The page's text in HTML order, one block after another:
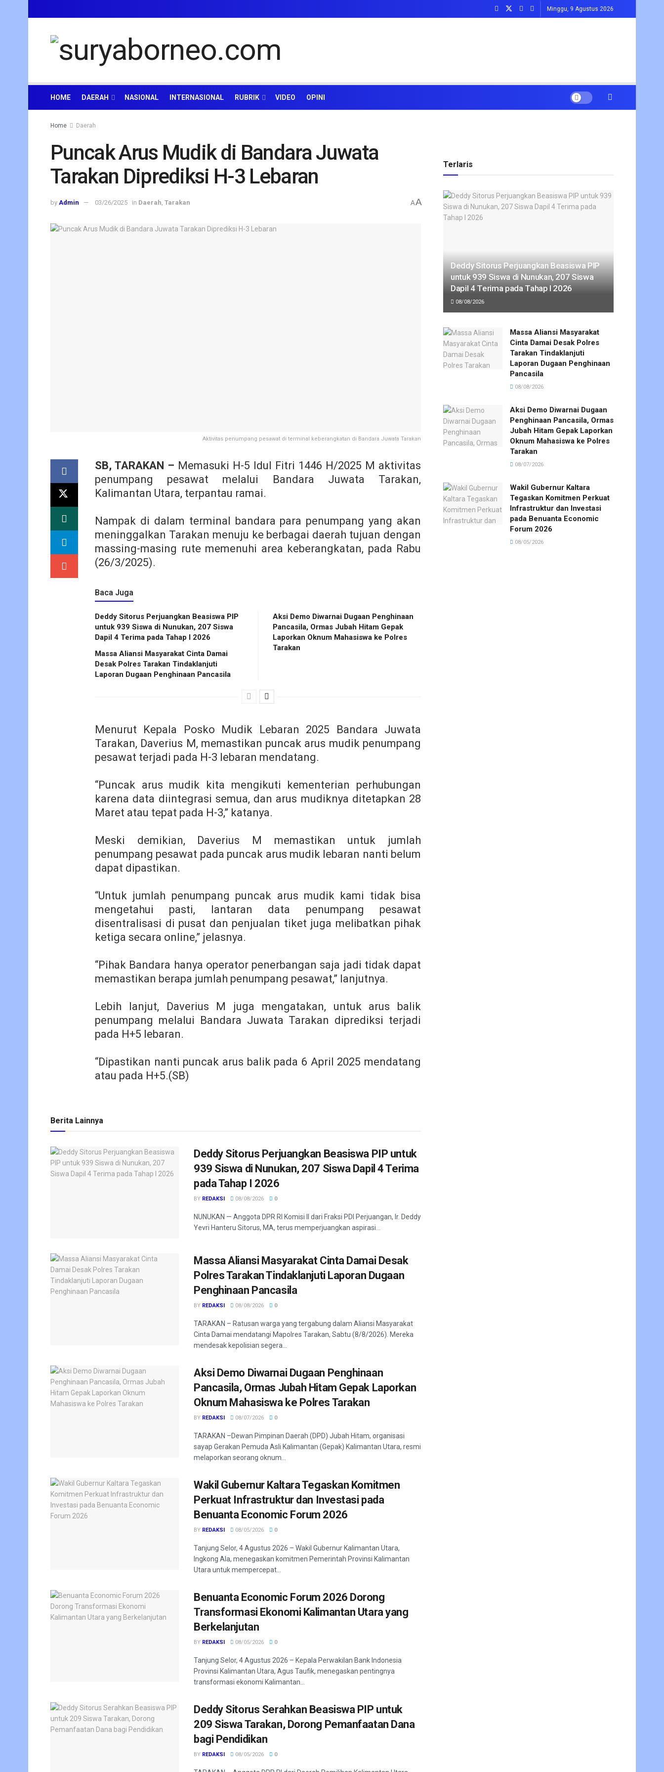
Minggu, 9 Agustus 2026
HOME DAERAH NASIONAL INTERNASIONAL RUBRIK VIDEO OPINI
Home Daerah
Puncak Arus Mudik di Bandara Juwata
Tarakan Diprediksi H-3 Lebaran
by Admin 03/26/2025 in Daerah Tarakan AA
Aktivitas penumpang pesawat di terminal keberangkatan di Bandara Juwata Tarakan
SB, TARAKAN – Memasuki H-5 Idul Fitri 1446 H/2025 M aktivitas
penumpang pesawat melalui Bandara Juwata Tarakan,
Kalimantan Utara, terpantau ramai.
Nampak di dalam terminal bandara para penumpang yang akan
meninggalkan Tarakan menuju ke berbagai daerah tujuan dengan
massing-masing rute memenuhi area keberangkatan, pada Rabu
(26/3/2025).
Baca Juga
Deddy Sitorus Perjuangkan Beasiswa PIP
untuk 939 Siswa di Nunukan, 207 Siswa
Dapil 4 Terima pada Tahap I 2026
Massa Aliansi Masyarakat Cinta Damai
Desak Polres Tarakan Tindaklanjuti
Laporan Dugaan Penghinaan Pancasila
Aksi Demo Diwarnai Dugaan Penghinaan
Pancasila, Ormas Jubah Hitam Gepak
Laporkan Oknum Mahasiswa ke Polres
Tarakan
Menurut Kepala Posko Mudik Lebaran 2025 Bandara Juwata
Tarakan, Daverius M, memastikan puncak arus mudik penumpang
pesawat terjadi pada H-3 lebaran mendatang.
“Puncak arus mudik kita mengikuti kementerian perhubungan
karena data diintegrasi semua, dan arus mudiknya ditetapkan 28
Maret atau tepat pada H-3,” katanya.
Meski demikian, Daverius M memastikan untuk jumlah
penumpang pesawat pada puncak arus mudik lebaran nanti belum
dapat dipastikan.
“Untuk jumlah penumpang puncak arus mudik kami tidak bisa
mengetahui pasti, lantaran data penumpang pesawat
disentralisasi di pusat dan penjualan tiket juga melibatkan pihak
ketiga secara online,” jelasnya.
“Pihak Bandara hanya operator penerbangan saja jadi tidak dapat
memastikan berapa jumlah penumpang pesawat,” lanjutnya.
Lebih lanjut, Daverius M juga mengatakan, untuk arus balik
penumpang melalui Bandara Juwata Tarakan diprediksi terjadi
pada H+5 lebaran.
“Dipastikan nanti puncak arus balik pada 6 April 2025 mendatang
atau pada H+5.(SB)
Berita Lainnya
Deddy Sitorus Perjuangkan Beasiswa PIP untuk
939 Siswa di Nunukan, 207 Siswa Dapil 4 Terima
pada Tahap I 2026
BY REDAKSI 08/08/2026 0
NUNUKAN — Anggota DPR RI Komisi II dari Fraksi PDI Perjuangan, Ir. Deddy
Yevri Hanteru Sitorus, MA, terus memperjuangkan aspirasi...
Massa Aliansi Masyarakat Cinta Damai Desak
Polres Tarakan Tindaklanjuti Laporan Dugaan
Penghinaan Pancasila
BY REDAKSI 08/08/2026 0
TARAKAN – Ratusan warga yang tergabung dalam Aliansi Masyarakat
Cinta Damai mendatangi Mapolres Tarakan, Sabtu (8/8/2026). Mereka
mendesak kepolisian segera...
Aksi Demo Diwarnai Dugaan Penghinaan
Pancasila, Ormas Jubah Hitam Gepak Laporkan
Oknum Mahasiswa ke Polres Tarakan
BY REDAKSI 08/07/2026 0
TARAKAN –Dewan Pimpinan Daerah (DPD) Jubah Hitam, organisasi
sayap Gerakan Pemuda Asli Kalimantan (Gepak) Kalimantan Utara, resmi
melaporkan seorang oknum...
Wakil Gubernur Kaltara Tegaskan Komitmen
Perkuat Infrastruktur dan Investasi pada
Benuanta Economic Forum 2026
BY REDAKSI 08/05/2026 0
Tanjung Selor, 4 Agustus 2026 – Wakil Gubernur Kalimantan Utara,
Ingkong Ala, menegaskan komitmen Pemerintah Provinsi Kalimantan
Utara untuk mempercepat...
Benuanta Economic Forum 2026 Dorong
Transformasi Ekonomi Kalimantan Utara yang
Berkelanjutan
BY REDAKSI 08/05/2026 0
Tanjung Selor, 4 Agustus 2026 – Kepala Perwakilan Bank Indonesia
Provinsi Kalimantan Utara, Agus Taufik, menegaskan pentingnya
transformasi ekonomi Kalimantan...
Deddy Sitorus Serahkan Beasiswa PIP untuk
209 Siswa Tarakan, Dorong Pemanfaatan Dana
bagi Pendidikan
BY REDAKSI 08/05/2026 0
Terlaris
Deddy Sitorus Perjuangkan Beasiswa PIP
untuk 939 Siswa di Nunukan, 207 Siswa
Dapil 4 Terima pada Tahap I 2026
08/08/2026
Massa Aliansi Masyarakat
Cinta Damai Desak Polres
Tarakan Tindaklanjuti
Laporan Dugaan Penghinaan
Pancasila
08/08/2026
Aksi Demo Diwarnai Dugaan
Penghinaan Pancasila, Ormas
Jubah Hitam Gepak Laporkan
Oknum Mahasiswa ke Polres
Tarakan
08/07/2026
Wakil Gubernur Kaltara
Tegaskan Komitmen Perkuat
Infrastruktur dan Investasi
pada Benuanta Economic
Forum 2026
08/05/2026